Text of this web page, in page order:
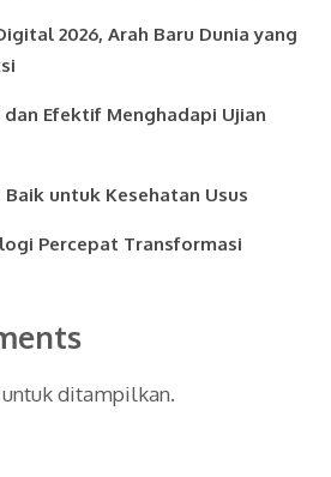
2026, Arah Baru Dunia yang
Efektif Menghadapi Ujian
untuk Kesehatan Usus
Percepat Transformasi
ditampilkan.